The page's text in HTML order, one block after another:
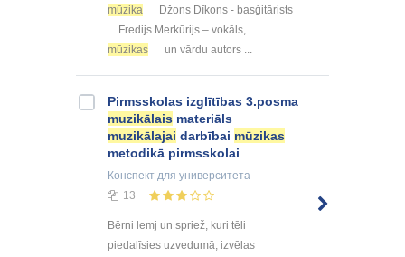
mūzika
Džons Dīkons - basģitārists
... Fredijs Merkūrijs – vokāls,
mūzikas
un vārdu autors ...
Pirmsskolas izglītības 3.posma
muzikālais materiāls
muzikālajai darbībai mūzikas
metodikā pirmsskolai
Конспект для университета
13
Bērni lemj un spriež, kuri tēli
piedalīsies uzvedumā, izvēlas